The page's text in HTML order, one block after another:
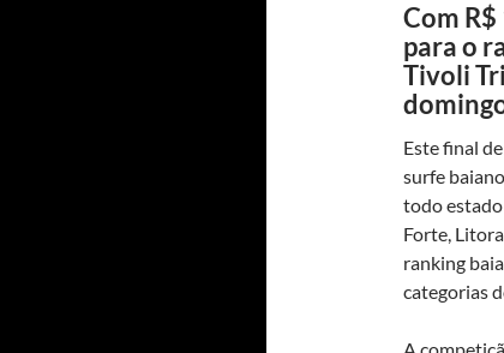
Com
para o
Tivoli
Este final
surfe
todo estado
Forte,
ranking
categorias